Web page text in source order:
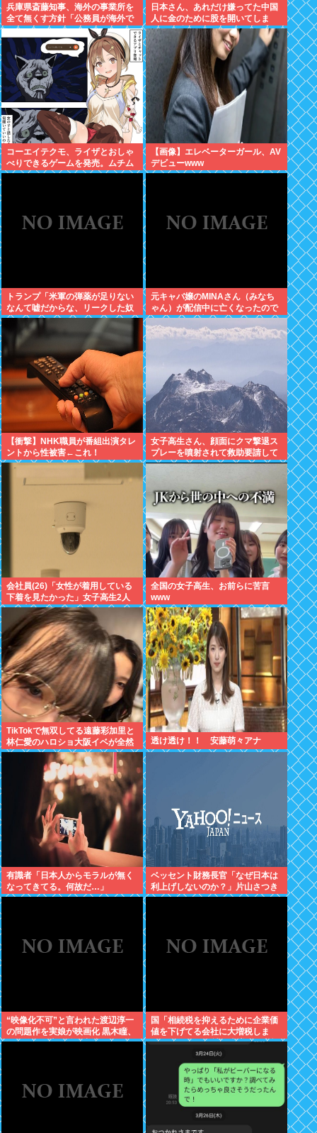
兵庫県斎藤知事、海外の事業所を
全て無くす方針「公務員が海外で
遊ぶためにある」
日本さん、あれだけ嫌ってた中国
人に金のために股を開いてしま
う。白浜エリアの物件、買い手が
全員中国人で民泊ウハウハへ
コーエイテクモ、ライザとおしゃ
べりできるゲームを発売。ムチム
チムワァ
【画像】エレベーターガール、AV
デビューwww
トランプ「米軍の弾薬が足りない
なんて嘘だからな、リークした奴
は懲役刑だ！」
元キャバ嬢のMINAさん（みなち
ゃん）が配信中に亡くなったので
はないかとX上で話題に（※動画
あり）
【衝撃】NHK職員が番組出演タレ
ントから性被害←これ！
女子高生さん、顔面にクマ撃退ス
プレーを噴射されて救助要請して
しまう
会社員(26)「女性が着用している
下着を見たかった」女子高生2人
の下着を盗撮
全国の女子高生、お前らに苦言
www
TikTokで無双してる遠藤彩加里と
林仁愛のハロショ大阪イベが全然
売り切れないのは何故？ボトム2
透け透け！！ 安藤萌々アナ
有識者「日本人からモラルが無く
なってきてる。何故だ…」
ベッセント財務長官「なぜ日本は
利上げしないのか？」片山さつき
との会談で激怒していた
“映像化不可”と言われた渡辺淳一
の問題作を実娘が映画化 黒木瞳、
西岡徳馬、吉田羊が出演
国「相続税を抑えるために企業価
値を下げてる会社に大増税しま
す。低PBRの会社は大増税を覚悟